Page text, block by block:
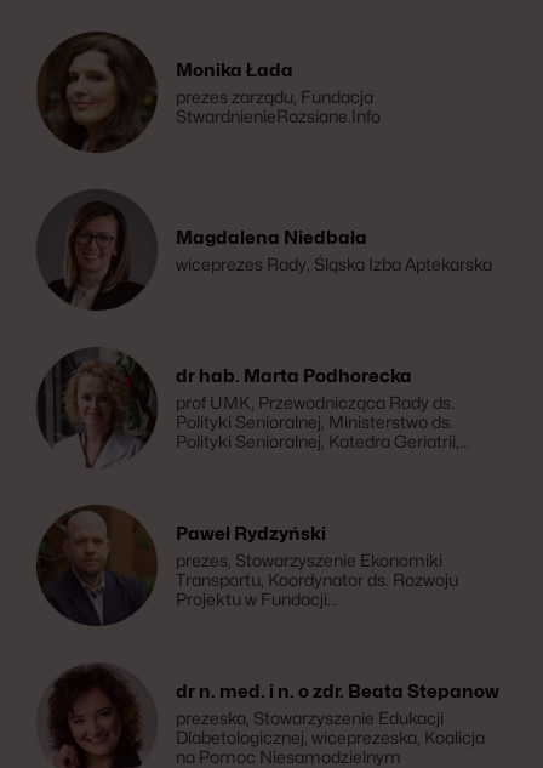
Monika Łada
prezes zarządu, Fundacja
StwardnienieRozsiane.Info
Magdalena Niedbała
wiceprezes Rady, Śląska Izba Aptekarska
dr hab. Marta Podhorecka
prof UMK, Przewodnicząca Rady ds.
Polityki Senioralnej, Ministerstwo ds.
Polityki Senioralnej, Katedra Geriatrii,
Paweł Rydzyński
prezes, Stowarzyszenie Ekonomiki
Transportu, Koordynator ds. Rozwoju
Projektu w Fundacji
dr n. med. i n. o zdr. Beata Stepanow
prezeska, Stowarzyszenie Edukacji
Diabetologicznej, wiceprezeska, Koalicja
na Pomoc Niesamodzielnym